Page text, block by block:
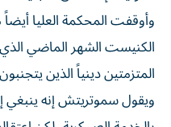
وأوقفت ⁠المحكمة العليا
الكنيست الشهر الماضي
المتزمتين دينياً الذين
ويقول سموتريتش إنه ينبغي